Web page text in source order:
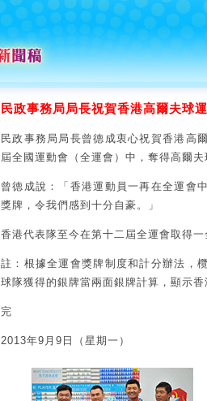
民政事務局局長祝賀香港高爾夫球
民政事務局局長曾德成衷心祝賀香港高
屆全國運動會（全運會）中，奪得高爾
曾德成說：「香港運動員一再在全運會
獎牌，令我們感到十分自豪。」
香港代表隊至今在第十二屆全運會取得
註：根據全運會獎牌制度和計分辦法，
球隊獲得的銀牌當兩面銀牌計算，顯示
完
2013年9月9日（星期一）